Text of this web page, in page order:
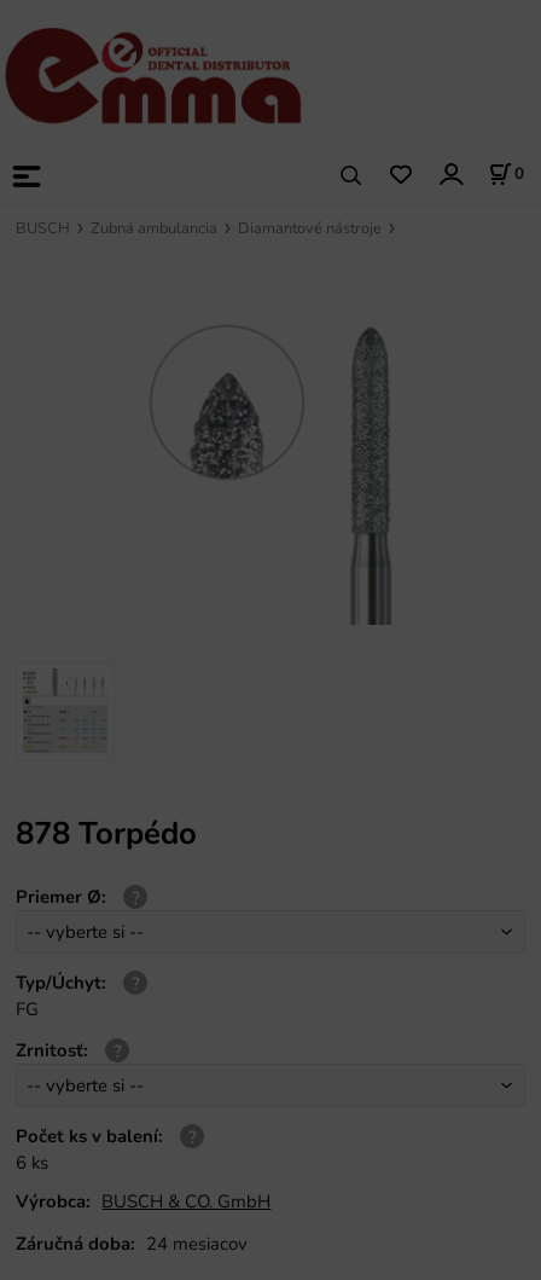
0
BUSCH Zubná ambulancia Diamantové nástroje
878 Torpédo
Priemer Ø:
Typ/Úchyt:
FG
Zrnitosť:
Počet ks v balení:
6 ks
Výrobca: BUSCH & CO. GmbH
Záručná doba: 24 mesiacov